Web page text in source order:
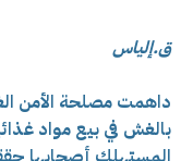
ق.إلياس
داهمت مصلحة الأمن
بالغش في بيع مواد